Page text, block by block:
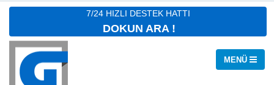
7/24 HIZLI DESTEK HATTI
DOKUN ARA !